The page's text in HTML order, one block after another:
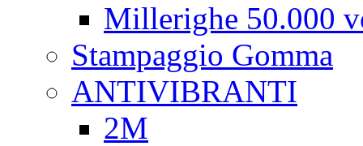
Millerighe 50.000
Stampaggio Gomma
ANTIVIBRANTI
2M